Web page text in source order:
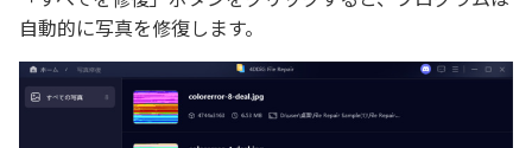
自動的に写真を修復します。